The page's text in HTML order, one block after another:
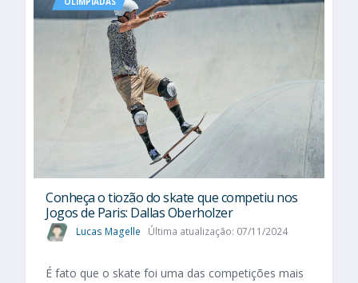
Conheça o tiozão do skate que competiu nos
Jogos de Paris: Dallas Oberholzer
Lucas Magelle Última atualização: 07/11/2024
É fato que o skate foi uma das competições mais